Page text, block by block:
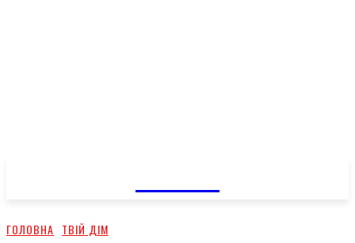
ГОЛОВНА ТВІЙ ДІМ